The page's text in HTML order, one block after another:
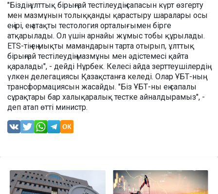
"Біздің ұлттық бірыңғай тестілеудің сапасын күрт өзгерту
мен мазмұнын толыққанды қарастыру шаралары осы
ең ірі, ең атақты тестология орталығымен бірге
атқарылады. Ол үшін арнайы жұмыс тобы құрылады.
ETS-тің ең мықты мамандарын тарта отырып, ұлттық
бірыңғай тестілеудің мазмұны мен әдістемесі қайта
қаралады", - дейді Нұрбек. Келесі айда зерттеушілердің
үлкен делегациясы Қазақстанға келеді. Олар ҰБТ-ның
трансформациясын жасайды. "Біз ҰБТ-ны ең сапалы
сұрақтары бар халықаралық тестке айналдырамыз", -
деп атап өтті министр.